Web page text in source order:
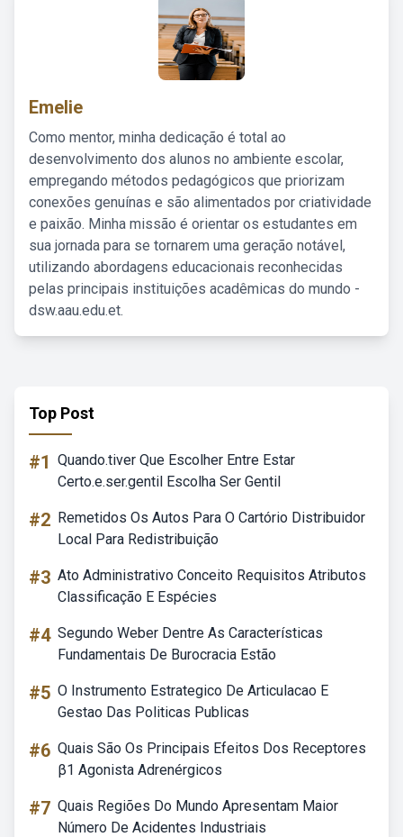
Emelie
Como mentor, minha dedicação é total ao
desenvolvimento dos alunos no ambiente escolar,
empregando métodos pedagógicos que priorizam
conexões genuínas e são alimentados por criatividade
e paixão. Minha missão é orientar os estudantes em
sua jornada para se tornarem uma geração notável,
utilizando abordagens educacionais reconhecidas
pelas principais instituições acadêmicas do mundo -
dsw.aau.edu.et.
Top Post
#1 Quando.tiver Que Escolher Entre Estar
Certo.e.ser.gentil Escolha Ser Gentil
#2 Remetidos Os Autos Para O Cartório Distribuidor
Local Para Redistribuição
#3 Ato Administrativo Conceito Requisitos Atributos
Classificação E Espécies
#4 Segundo Weber Dentre As Características
Fundamentais De Burocracia Estão
#5 O Instrumento Estrategico De Articulacao E
Gestao Das Politicas Publicas
#6 Quais São Os Principais Efeitos Dos Receptores
β1 Agonista Adrenérgicos
#7 Quais Regiões Do Mundo Apresentam Maior
Número De Acidentes Industriais